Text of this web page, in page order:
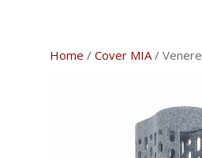
Home / Cover MIA/ Venere